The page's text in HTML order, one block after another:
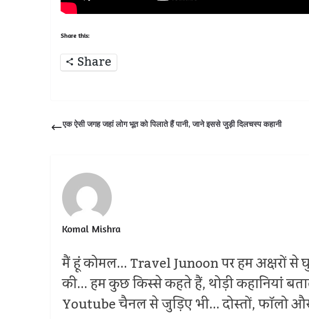
Share this:
Share
एक ऐसी जगह जहां लोग भूत को पिलाते हैं पानी, जाने इससे जुड़ी दिलचस्प कहानी
Komal Mishra
मैं हूं कोमल... Travel Junoon पर हम अक्षरों से
की... हम कुछ किस्से कहते हैं, थोड़ी कहानियां
Youtube चैनल से जुड़िए भी... दोस्तों, फॉलो